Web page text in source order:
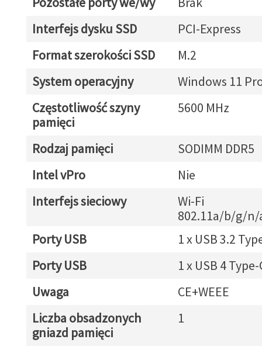
Interfejs dysku SSD
PCI-Express
Format szerokości SSD
M.2
System operacyjny
Windows 11
Częstotliwość szyny
pamięci
5600 MHz
Rodzaj pamięci
SODIMM DDR5
Intel vPro
Nie
Interfejs sieciowy
Wi-Fi
802.11a/b/g/
Porty USB
1 x USB 3.2
Porty USB
1 x USB 4
Uwaga
CE+WEEE
Liczba obsadzonych
gniazd pamięci
1